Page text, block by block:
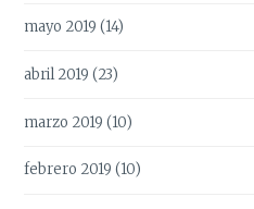
mayo 2019 (14)
abril 2019 (23)
marzo 2019 (10)
febrero 2019 (10)